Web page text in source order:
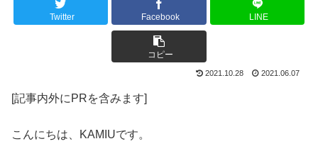
Twitter Facebook LINE
コピー
2021.10.28 2021.06.07
[記事内外にPRを含みます]
こんにちは、KAMIUです。